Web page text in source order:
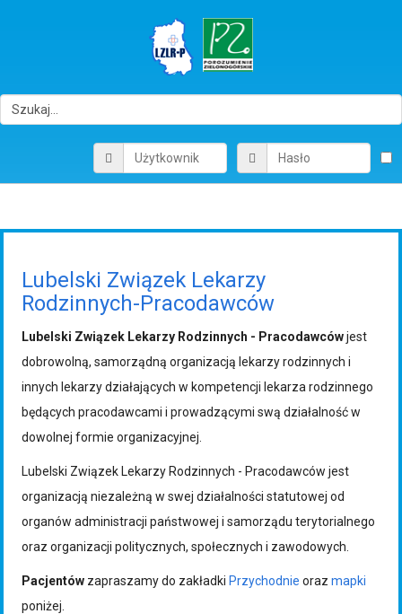
Lubelski Związek Lekarzy
Rodzinnych-Pracodawców
Lubelski Związek Lekarzy Rodzinnych - Pracodawcówjest
dobrowolną, samorządną organizacją lekarzy rodzinnych i
innych lekarzy działających w kompetencji lekarza rodzinnego
będących pracodawcami i prowadzącymi swą działalność w
dowolnej formie organizacyjnej.
Lubelski Związek Lekarzy Rodzinnych - Pracodawców jest
organizacją niezależną w swej działalności statutowej od
organów administracji państwowej i samorządu terytorialnego
oraz organizacji politycznych, społecznych i zawodowych.
Pacjentów zapraszamy do zakładki Przychodnie oraz mapki
poniżej.